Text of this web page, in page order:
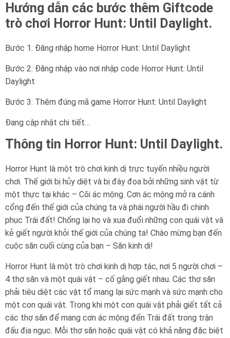
Hướng dẫn các bước thêm Giftcode
trò chơi Horror Hunt: Until Daylight.
Bước 1: Đăng nhập home Horror Hunt: Until Daylight
Bước 2: Đăng nhập vào nơi nhập code Horror Hunt: Until
Daylight
Bước 3: Thêm đúng mã game Horror Hunt: Until Daylight
Đang cập nhật chi tiết…
Thông tin Horror Hunt: Until Daylight.
Horror Hunt là một trò chơi kinh dị trực tuyến nhiều người
chơi. Thế giới bị hủy diệt và bị đày đọa bởi những sinh vật từ
một thực tại khác – Cõi ác mộng. Cơn ác mộng mở ra cánh
cổng đến thế giới của chúng ta và phái người hầu đi chinh
phục Trái đất! Chống lại họ và xua đuổi những con quái vật và
kẻ giết người khỏi thế giới của chúng ta! Chào mừng bạn đến
cuộc săn cuối cùng của bạn – Săn kinh dị!
Horror Hunt là một trò chơi kinh dị hợp tác, nơi 5 người chơi –
4 thợ săn và một quái vật – cố gắng giết nhau. Các thợ săn
phải tiêu diệt các vật tổ mang lại sức mạnh và sức mạnh cho
một con quái vật. Trong khi một con quái vật phải giết tất cả
các thợ săn để mang cơn ác mộng đến Trái đất trong trận
đấu địa ngục. Mỗi thợ săn hoặc quái vật có khả năng đặc biệt